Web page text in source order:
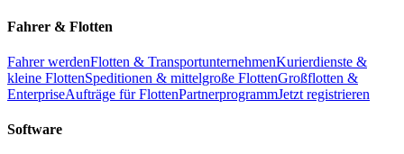
Fahrer & Flotten
Fahrer werdenFlotten & TransportunternehmenKurierdienste &
kleine FlottenSpeditionen & mittelgroße FlottenGroßflotten &
EnterpriseAufträge für FlottenPartnerprogrammJetzt registrieren
Software